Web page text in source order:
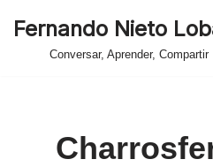
Fernando Nieto
Conversar, Aprender, Compartir